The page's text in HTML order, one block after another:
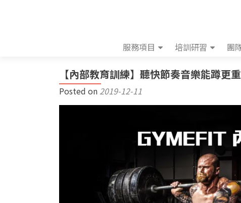
服務項目 培訓研習 團
【內部教育訓練】聽快節奏音樂能蹲更
Posted on 2019-12-11